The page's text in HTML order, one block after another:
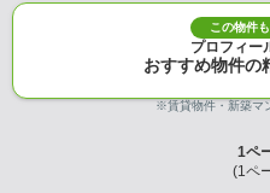
この物件
プロフィー
おすすめ物件の
※賃貸物件・新築マ
1ペ
(1ペ